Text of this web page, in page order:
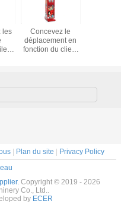
les
Concevez le
déplacement en
fonction du client
tatto 140cm pour
tatouage
| Plan du site | Privacy Policy
Copyright © 2019 - 2026
Co., Ltd..
by ECER